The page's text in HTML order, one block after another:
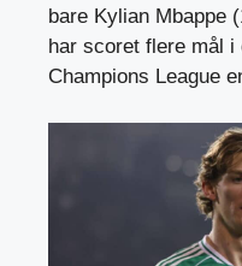
bare Kylian Mbappe
har scoret flere mål i
Champions League